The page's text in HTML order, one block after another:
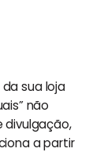
sua loja
não
divulgação,
a partir